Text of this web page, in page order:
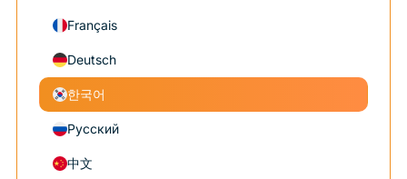
Français
Deutsch
한국어
Русский
中文